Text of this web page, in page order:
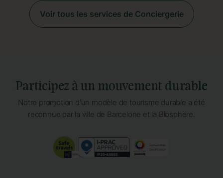
Voir tous les services de Conciergerie
Participez à un mouvement durable
Notre promotion d'un modèle de tourisme durable a été
reconnue par la ville de Barcelone et la Biosphère.